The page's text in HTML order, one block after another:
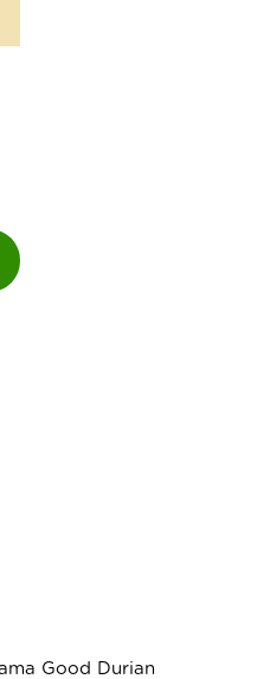
Good Durian